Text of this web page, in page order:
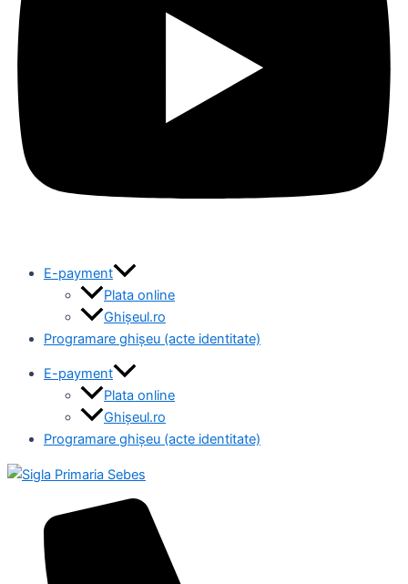
E-payment
Plata online
Ghișeul.ro
Programare ghișeu (acte identitate)
E-payment
Plata online
Ghișeul.ro
Programare ghișeu (acte identitate)